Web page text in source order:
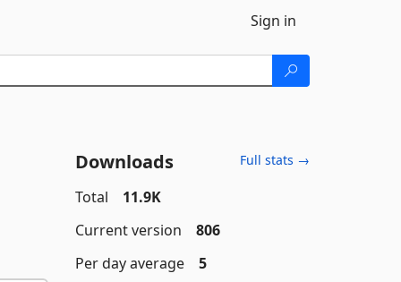
Sign in
Downloads Full stats →
Total
11.9K
Current version
806
Per day average
5